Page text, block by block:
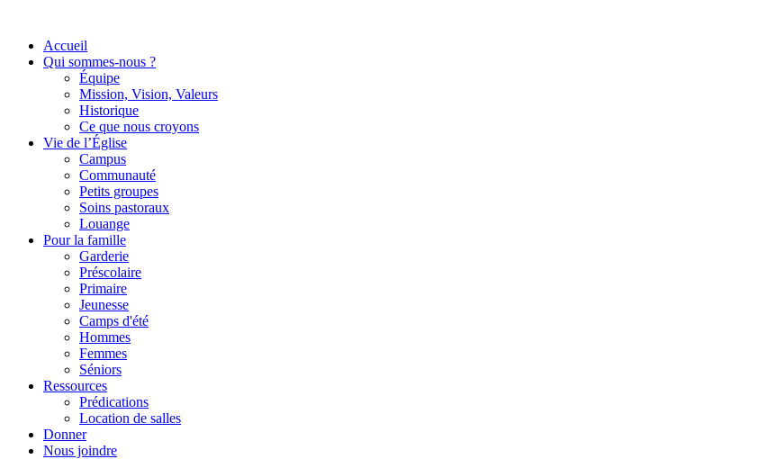
Accueil
Qui sommes-nous ?
Équipe
Mission, Vision, Valeurs
Historique
Ce que nous croyons
Vie de l’Église
Campus
Communauté
Petits groupes
Soins pastoraux
Louange
Pour la famille
Garderie
Préscolaire
Primaire
Jeunesse
Camps d'été
Hommes
Femmes
Séniors
Ressources
Prédications
Location de salles
Donner
Nous joindre